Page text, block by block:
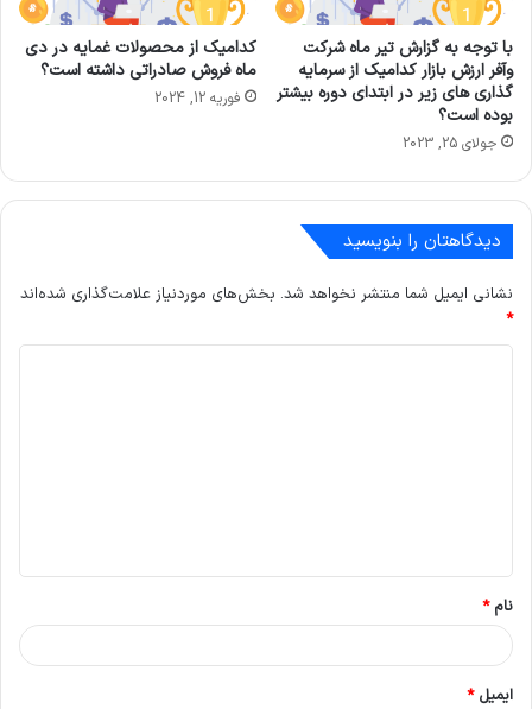
با توجه به گزارش تیر ماه شرکت
وآفر ارزش بازار کدامیک از سرمایه
گذاری های زیر در ابتدای دوره بیشتر
بوده است؟
جولای 25, 2023
کدامیک از محصولات غمایه در دی
ماه فروش صادراتی داشته است؟
فوریه 12, 2024
دیدگاهتان را بنویسید
نشانی ایمیل شما منتشر نخواهد شد. بخش‌های موردنیاز علامت‌گذاری شده‌اند
*
*
نام*
ایمیل*